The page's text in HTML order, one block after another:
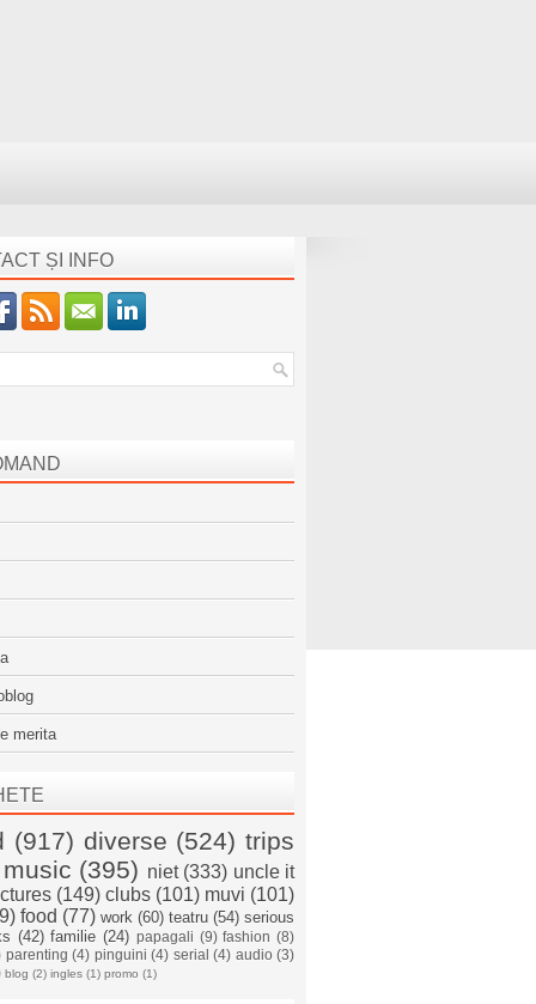
ȘI INFO
merita
(917) diverse (524) trips
music (395) niet (333) uncle it
(149) clubs (101) muvi (101)
food (77) work (60) teatru (54) serious
(42) familie (24) papagali (9) fashion (8)
parenting (4) pinguini (4) serial (4) audio (3)
blog (2) ingles (1) promo (1)